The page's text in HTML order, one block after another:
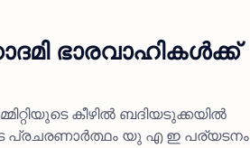
ഭാരവാഹികള്‍ക്ക്
കീഴില്‍ ബദിയടുക്കയില്‍
പ്രചരണാര്‍ത്ഥം യു എ ഇ പര്യടനം